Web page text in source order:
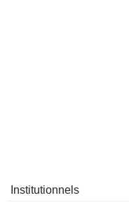
Institutionnels